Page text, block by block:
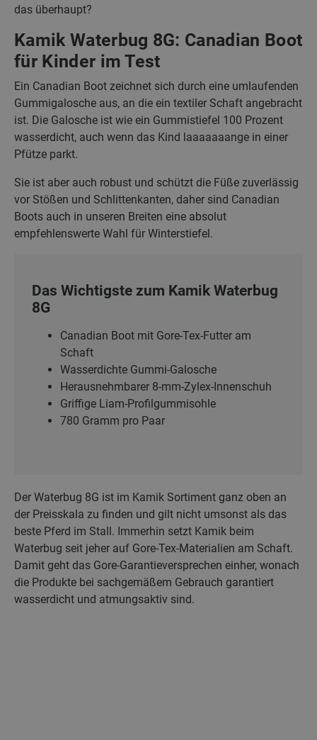
das überhaupt?
Kamik Waterbug 8G: Canadian Boot
für Kinder im Test
Ein Canadian Boot zeichnet sich durch eine umlaufenden
Gummigalosche aus, an die ein textiler Schaft angebracht
ist. Die Galosche ist wie ein Gummistiefel 100 Prozent
wasserdicht, auch wenn das Kind laaaaaaange in einer
Pfütze parkt.
Sie ist aber auch robust und schützt die Füße zuverlässig
vor Stößen und Schlittenkanten, daher sind Canadian
Boots auch in unseren Breiten eine absolut
empfehlenswerte Wahl für Winterstiefel.
Das Wichtigste zum Kamik Waterbug
8G
Canadian Boot mit Gore-Tex-Futter am
Schaft
Wasserdichte Gummi-Galosche
Herausnehmbarer 8-mm-Zylex-Innenschuh
Griffige Liam-Profilgummisohle
780 Gramm pro Paar
Der Waterbug 8G ist im Kamik Sortiment ganz oben an
der Preisskala zu finden und gilt nicht umsonst als das
beste Pferd im Stall. Immerhin setzt Kamik beim
Waterbug seit jeher auf Gore-Tex-Materialien am Schaft.
Damit geht das Gore-Garantieversprechen einher, wonach
die Produkte bei sachgemäßem Gebrauch garantiert
wasserdicht und atmungsaktiv sind.